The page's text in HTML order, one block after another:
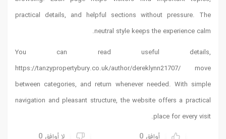
practical details, and
You can
https://
between categories, and
navigation and pleasant
لا أوافق 0